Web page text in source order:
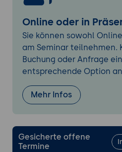
Just-in-Time (JIT)
Grundprinzipien und
Supply Chain
JIT-Implementierung
Produktion und Logistik
Vorteile und
erfolgreich JIT
Online oder in
Sie können sowohl
am Seminar teilnehmen.
Buchung oder Anfrage
entsprechende Option
Mehr Infos
Gesicherte offene
Termine